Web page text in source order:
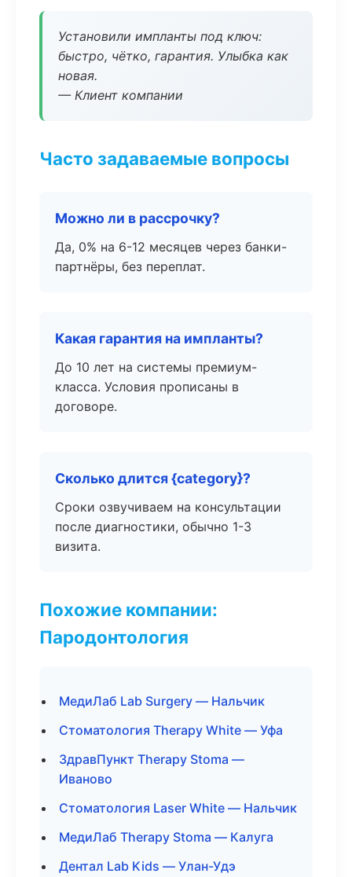
Установили импланты под ключ:
быстро, чётко, гарантия. Улыбка как
новая.
— Клиент компании
Часто задаваемые вопросы
Можно ли в рассрочку?
Да, 0% на 6-12 месяцев через банки-
партнёры, без переплат.
Какая гарантия на импланты?
До 10 лет на системы премиум-
класса. Условия прописаны в
договоре.
Сколько длится {category}?
Сроки озвучиваем на консультации
после диагностики, обычно 1-3
визита.
Похожие компании:
Пародонтология
МедиЛаб Lab Surgery — Нальчик
Стоматология Therapy White — Уфа
ЗдравПункт Therapy Stoma —
Иваново
Стоматология Laser White — Нальчик
МедиЛаб Therapy Stoma — Калуга
Дентал Lab Kids — Улан-Удэ